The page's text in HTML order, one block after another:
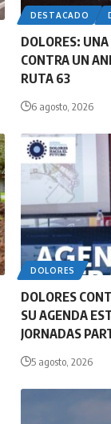
DESTACADO
DOLORES:
CONTRA UN
RUTA 63
6 agosto, 2026
DOLORES
DOLORES
SU AGENDA
JORNADAS
5 agosto, 2026